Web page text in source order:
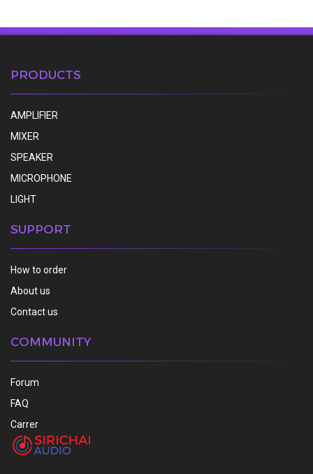
PRODUCTS
AMPLIFIER
MIXER
SPEAKER
MICROPHONE
LIGHT
SUPPORT
How to order
About us
Contact us
COMMUNITY
Forum
FAQ
Carrer